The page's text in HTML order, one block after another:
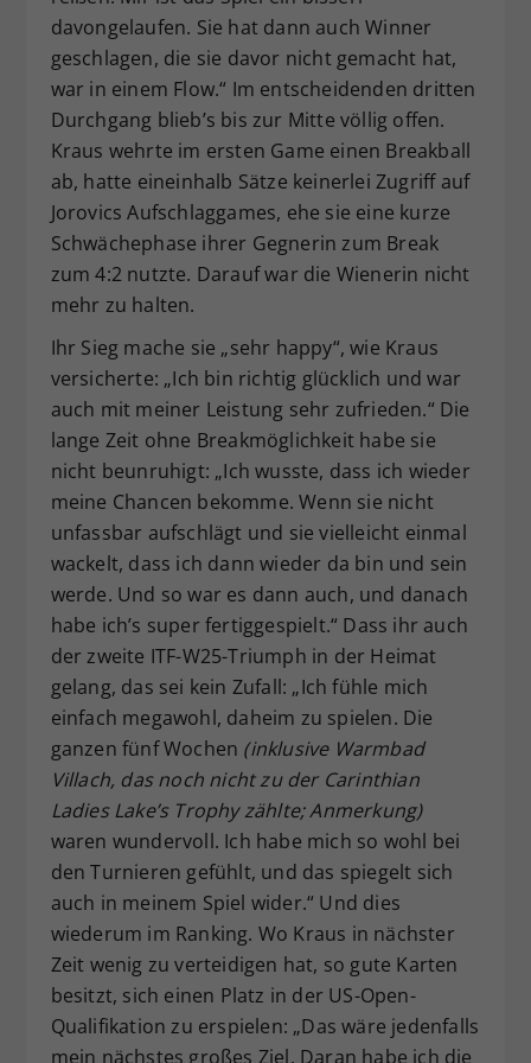
davongelaufen. Sie hat dann auch Winner
geschlagen, die sie davor nicht gemacht hat,
war in einem Flow.“ Im entscheidenden dritten
Durchgang blieb’s bis zur Mitte völlig offen.
Kraus wehrte im ersten Game einen Breakball
ab, hatte eineinhalb Sätze keinerlei Zugriff auf
Jorovics Aufschlaggames, ehe sie eine kurze
Schwächephase ihrer Gegnerin zum Break
zum 4:2 nutzte. Darauf war die Wienerin nicht
mehr zu halten.
Ihr Sieg mache sie „sehr happy“, wie Kraus
versicherte: „Ich bin richtig glücklich und war
auch mit meiner Leistung sehr zufrieden.“ Die
lange Zeit ohne Breakmöglichkeit habe sie
nicht beunruhigt: „Ich wusste, dass ich wieder
meine Chancen bekomme. Wenn sie nicht
unfassbar aufschlägt und sie vielleicht einmal
wackelt, dass ich dann wieder da bin und sein
werde. Und so war es dann auch, und danach
habe ich’s super fertiggespielt.“ Dass ihr auch
der zweite ITF-W25-Triumph in der Heimat
gelang, das sei kein Zufall: „Ich fühle mich
einfach megawohl, daheim zu spielen. Die
ganzen fünf Wochen (inklusive Warmbad
Villach, das noch nicht zu der Carinthian
Ladies Lake’s Trophy zählte; Anmerkung)
waren wundervoll. Ich habe mich so wohl bei
den Turnieren gefühlt, und das spiegelt sich
auch in meinem Spiel wider.“ Und dies
wiederum im Ranking. Wo Kraus in nächster
Zeit wenig zu verteidigen hat, so gute Karten
besitzt, sich einen Platz in der US-Open-
Qualifikation zu erspielen: „Das wäre jedenfalls
mein nächstes großes Ziel. Daran habe ich die